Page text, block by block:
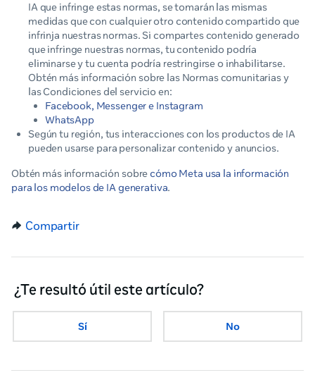
IA que infringe estas normas, se tomarán las mismas
medidas que con cualquier otro contenido compartido que
infrinja nuestras normas. Si compartes contenido generado
que infringe nuestras normas, tu contenido podría
eliminarse y tu cuenta podría restringirse o inhabilitarse.
Obtén más información sobre las Normas comunitarias y
las Condiciones del servicio en:
Facebook, Messenger e Instagram
WhatsApp
Según tu región, tus interacciones con los productos de IA
pueden usarse para personalizar contenido y anuncios.
Obtén más información sobrecómo Meta usa la información
para los modelos de IA generativa.
Compartir
¿Te resultó útil este artículo?
Sí No